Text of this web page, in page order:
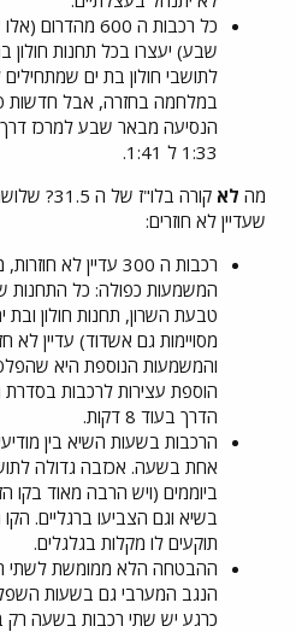
כל רכבות ה 600
שבע) יעצרו בכל תחנות חולון
לתושבי חולון בת ים
במלחמה בחזרה, אבל חדשות
1:33 ל 1:41.
מה לא
קורה
שעדיין לא חוזרים:
רכבות ה 300 עדיין
המשמעות כפולה: כל התחנות
טבעת השרון, תחנות חולון
מסויימות גם אשדוד) עדיין לא
והמשמעות הנוספת היא
הדרך בעוד 8 דקות.
הרכבות בשעות השיא בין
אחת בשעה. אכזבה גדולה
בשיא וגם הצביעו ברגליים.
תוקעים לו מקלות בגלגלים.
ההבטחה הלא ממומשת לשתי
הנגב המערבי גם בשעות
כרגע יש שתי רכבות בשעה